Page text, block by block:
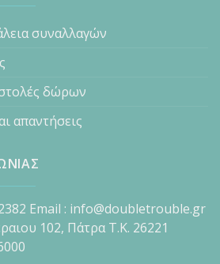
συναλλαγών
δώρων
απαντήσεις
Email : info@doubletrouble.gr
102, Πάτρα Τ.Κ. 26221